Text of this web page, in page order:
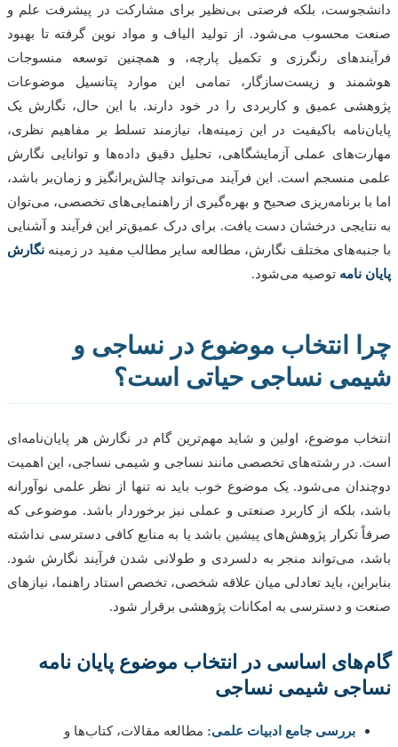
بلکه فرصتی بی‌نظیر برای مشارکت در پیشرفت علم و
محسوب می‌شود. از تولید الیاف و مواد نوین گرفته تا بهبود
رنگرزی و تکمیل پارچه، و همچنین توسعه منسوجات
و زیست‌سازگار، تمامی این موارد پتانسیل موضوعات
عمیق و کاربردی را در خود دارند. با این حال، نگارش یک
باکیفیت در این زمینه‌ها، نیازمند تسلط بر مفاهیم نظری،
عملی آزمایشگاهی، تحلیل دقیق داده‌ها و توانایی نگارش
منسجم است. این فرآیند می‌تواند چالش‌برانگیز و زمان‌بر باشد،
برنامه‌ریزی صحیح و بهره‌گیری از راهنمایی‌های تخصصی، می‌توان
درخشان دست یافت. برای درک عمیق‌تر این فرآیند و آشنایی
مختلف نگارش، مطالعه سایر مطالب مفید در زمینه نگارش
نامهتوصیه می‌شود.
انتخاب موضوع در نساجی و
نساجی حیاتی است؟
موضوع، اولین و شاید مهم‌ترین گام در نگارش هر پایان‌نامه‌ای
در رشته‌های تخصصی مانند نساجی و شیمی نساجی، این اهمیت
می‌شود. یک موضوع خوب باید نه تنها از نظر علمی نوآورانه
بلکه از کاربرد صنعتی و عملی نیز برخوردار باشد. موضوعی که
تکرار پژوهش‌های پیشین باشد یا به منابع کافی دسترسی نداشته
می‌تواند منجر به دلسردی و طولانی شدن فرآیند نگارش شود.
باید تعادلی میان علاقه شخصی، تخصص استاد راهنما، نیازهای
و دسترسی به امکانات پژوهشی برقرار شود.
اساسی در انتخاب موضوع پایان نامه
شیمی نساجی
بررسی جامع ادبیات علمی:مطالعه مقالات، کتاب‌ها و